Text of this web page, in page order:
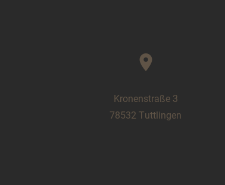
location_on
Kronenstraße 3
78532 Tuttlingen